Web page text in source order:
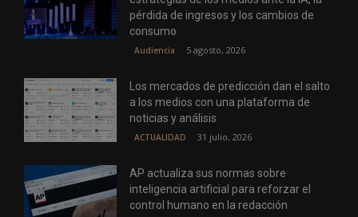
pérdida de ingresos y los cambios de
consumo
Audiencia 5 agosto, 2026
Los mercados de predicción dan el salto
a los medios con una plataforma de
noticias y análisis
ACTUALIDAD 31 julio, 2026
AP actualiza sus normas sobre
inteligencia artificial para reforzar el
control humano en la redacción